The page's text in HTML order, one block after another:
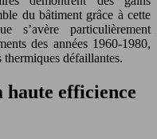
du bâtiment grâce à cette
s’avère particulièrement
des années 1960-1980,
thermiques défaillantes.
haute efficience